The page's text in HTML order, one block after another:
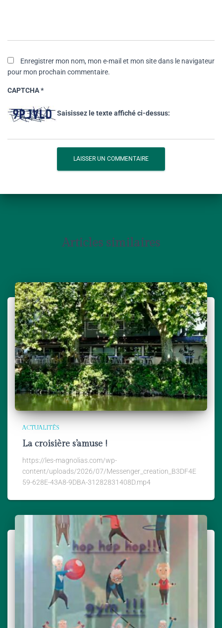
Enregistrer mon nom, mon e-mail et mon site dans le navigateur
pour mon prochain commentaire.
CAPTCHA*
Saisissez le texte affiché ci-dessus:
Articles similaires
ACTUALITÉS
La croisière s’amuse !
https://les-magnolias.com/wp-
content/uploads/2026/07/Messenger_creation_B3DF4E
59-628E-43A8-9DBA-31282831408D.mp4